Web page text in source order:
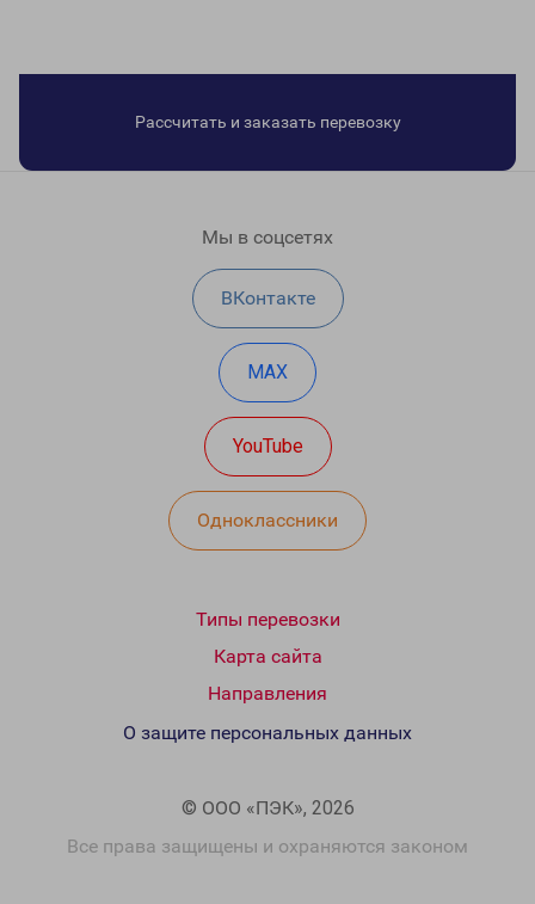
Рассчитать и заказать перевозку
Мы в соцсетях
ВКонтакте
MAX
YouTube
Одноклассники
Типы перевозки
Карта сайта
Направления
© ООО «ПЭК», 2026
Все права защищены и охраняются законом
О защите персональных данных